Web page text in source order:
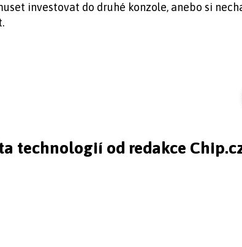
investovat do druhé konzole, anebo si
technologií od redakce